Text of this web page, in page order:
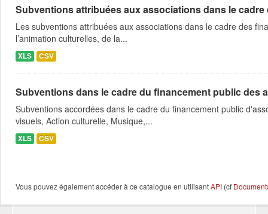
Subventions attribuées aux associations dans le
Les subventions attribuées aux associations dans le cadre des
l’animation culturelles, de la...
XLS CSV
Subventions dans le cadre du financement public des
Subventions accordées dans le cadre du financement public
visuels, Action culturelle, Musique,...
XLS CSV
Vous pouvez également accéder à ce catalogue en utilisantAPI (cf